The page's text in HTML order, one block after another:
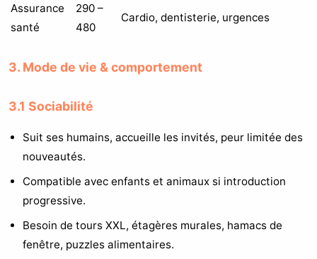
Assurance
santé
290 –
480
Cardio, dentisterie, urgences
3. Mode de vie & comportement
3.1 Sociabilité
Suit ses humains, accueille les invités, peur limitée des
nouveautés.
Compatible avec enfants et animaux si introduction
progressive.
Besoin de tours XXL, étagères murales, hamacs de
fenêtre, puzzles alimentaires.